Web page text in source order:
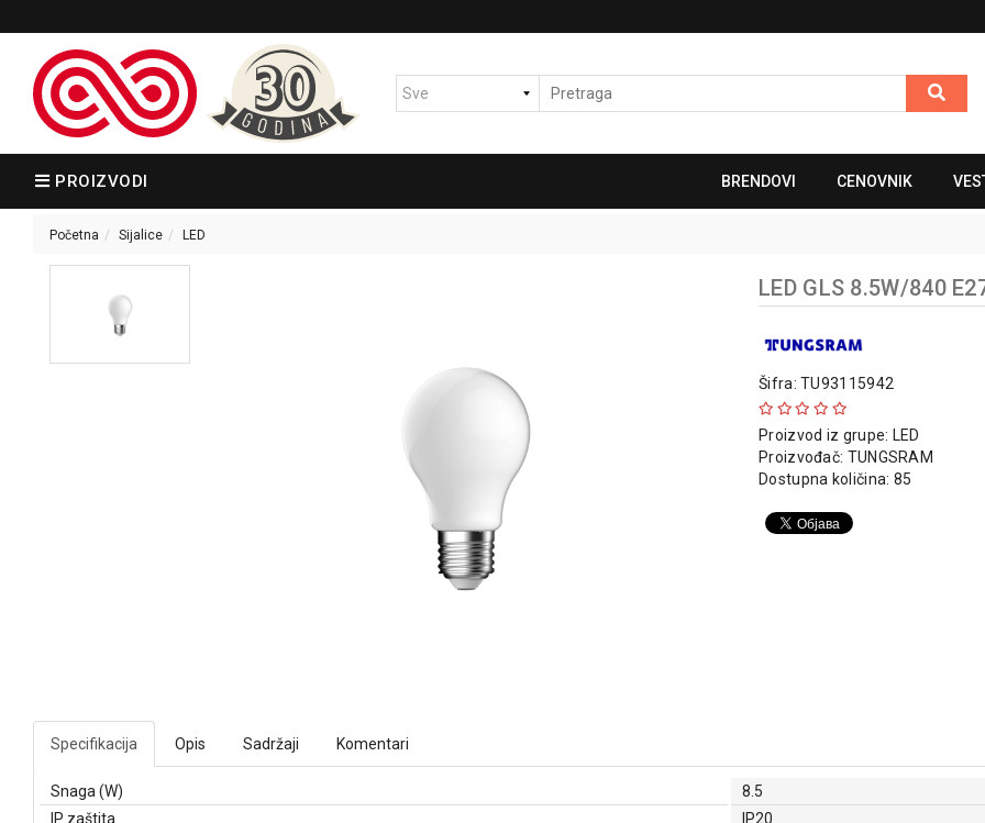
PROIZVODI BRENDOVI CENOVNIK
Početna Sijalice LED
LED GLS 8.5W/840
Šifra: TU93115942
Proizvod iz grupe: LED
Proizvođač: TUNGSRAM
Dostupna količina: 85
Specifikacija Opis Sadržaji Komentari
Snaga (W)
8.5
IP zaštita
IP20